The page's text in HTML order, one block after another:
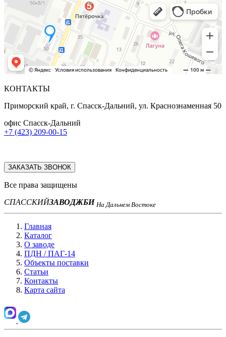
КОНТАКТЫ
Приморский край, г. Спасск-Дальний, ул. Краснознаменная 50
офис Спасск-Дальний
+7 (423) 209-00-15
ЗАКАЗАТЬ ЗВОНОК
Все права защищены
СПАССКИЙЗАВОДЖБИ На Дальнем Востоке
Главная
Каталог
О заводе
ПДН / ПАГ-14
Объекты поставки
Статьи
Контакты
Карта сайта